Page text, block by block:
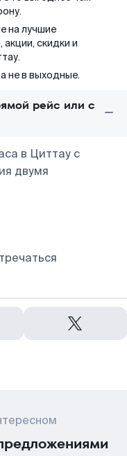
на лучшие
скидки и
не в выходные.
рейс или с
в Циттау с
двумя